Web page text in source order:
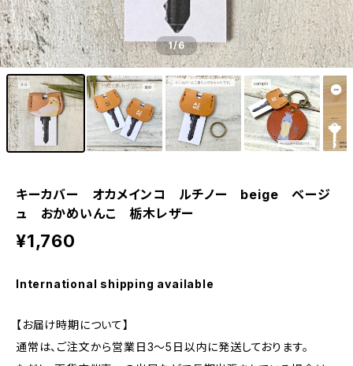
1/6
キーカバー オカメインコ ルチノー beige ベージ
ュ おかめいんこ 栃木レザー
¥1,760
International shipping available
【お届け時期について】
通常は、ご注文から営業日3〜5日以内に発送しております。